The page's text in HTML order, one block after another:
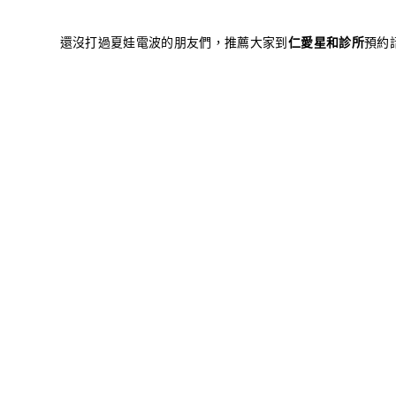
還沒打過夏娃電波的朋友們，推薦大家到 仁愛星和診所預約